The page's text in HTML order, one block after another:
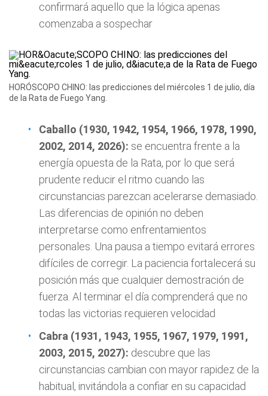
confirmará aquello que la lógica apenas
comenzaba a sospechar
HORÓSCOPO CHINO: las predicciones del miércoles 1 de julio, día
de la Rata de Fuego Yang.
Caballo (1930, 1942, 1954, 1966, 1978, 1990,
2002, 2014, 2026): se encuentra frente a la
energía opuesta de la Rata, por lo que será
prudente reducir el ritmo cuando las
circunstancias parezcan acelerarse demasiado.
Las diferencias de opinión no deben
interpretarse como enfrentamientos
personales. Una pausa a tiempo evitará errores
difíciles de corregir. La paciencia fortalecerá su
posición más que cualquier demostración de
fuerza. Al terminar el día comprenderá que no
todas las victorias requieren velocidad
Cabra (1931, 1943, 1955, 1967, 1979, 1991,
2003, 2015, 2027): descubre que las
circunstancias cambian con mayor rapidez de la
habitual, invitándola a confiar en su capacidad